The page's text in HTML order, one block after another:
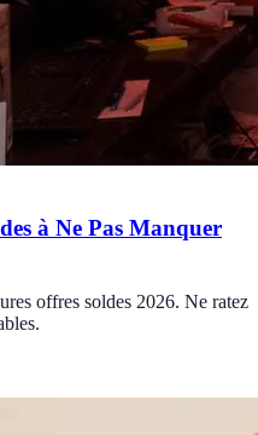
à Ne Pas Manquer
offres soldes 2026. Ne ratez